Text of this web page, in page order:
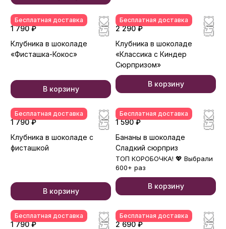
Бесплатная доставка
1 790 ₽
Клубника в шоколаде
«Фисташка-Кокос»
В корзину
Бесплатная доставка
2 290 ₽
Клубника в шоколаде
«Классика с Киндер
Сюрпризом»
В корзину
Бесплатная доставка
1 790 ₽
Клубника в шоколаде с
фисташкой
В корзину
Бесплатная доставка
1 590 ₽
Бананы в шоколаде
Сладкий сюрприз
ТОП КОРОБОЧКА! 💖 Выбрали
600+ раз
В корзину
Бесплатная доставка
1 790 ₽
Бесплатная доставка
2 690 ₽